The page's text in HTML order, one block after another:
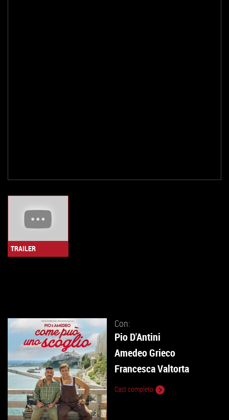
TRAILER
Con:
Pio D'Antini
Amedeo Grieco
Francesca Valtorta
Cast completo